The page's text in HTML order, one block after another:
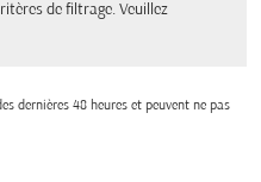
de filtrage. Veuillez
dernières 48 heures et peuvent ne pas